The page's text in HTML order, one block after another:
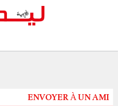
ENVOYER À UN AMI